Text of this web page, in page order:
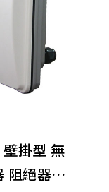
掛型 無
阻絕器